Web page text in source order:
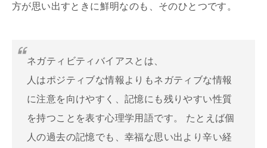
方が思い出すときに鮮明なのも、そのひとつです。
ネガティビティバイアスとは、
人はポジティブな情報よりもネガティブな情報
に注意を向けやすく、記憶にも残りやすい性質
を持つことを表す心理学用語です。 たとえば個
人の過去の記憶でも、幸福な思い出より辛い経